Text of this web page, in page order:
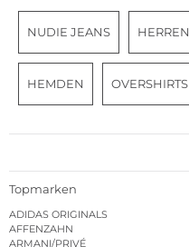
NUDIE JEANS HERREN
HEMDEN OVERSHIRTS
Topmarken
ADIDAS ORIGINALS
AFFENZAHN
ARMANI/PRIVÉ